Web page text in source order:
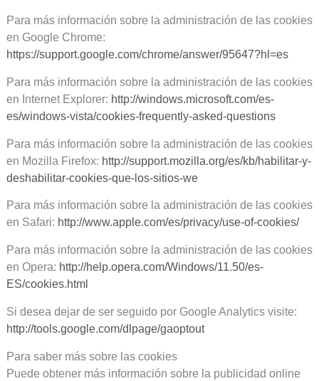
Para más información sobre la administración de las cookies
en Google Chrome:
https://support.google.com/chrome/answer/95647?hl=es
Para más información sobre la administración de las cookies
en Internet Explorer: http://windows.microsoft.com/es-
es/windows-vista/cookies-frequently-asked-questions
Para más información sobre la administración de las cookies
en Mozilla Firefox: http://support.mozilla.org/es/kb/habilitar-y-
deshabilitar-cookies-que-los-sitios-we
Para más información sobre la administración de las cookies
en Safari: http://www.apple.com/es/privacy/use-of-cookies/
Para más información sobre la administración de las cookies
en Opera: http://help.opera.com/Windows/11.50/es-
ES/cookies.html
Si desea dejar de ser seguido por Google Analytics visite:
http://tools.google.com/dlpage/gaoptout
Para saber más sobre las cookies
Puede obtener más información sobre la publicidad online